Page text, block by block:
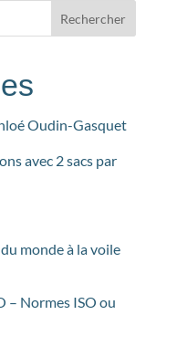
Rechercher
Oudin-Gasquet
avec 2 sacs par
monde à la voile
– Normes ISO ou